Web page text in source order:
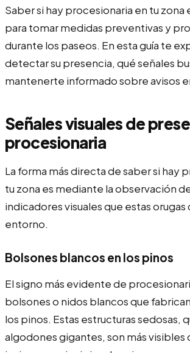
Saber si hay procesionaria en tu zona
para tomar medidas preventivas y
durante los paseos. En esta guía te
detectar su presencia, qué señales
mantenerte informado sobre avisos
Señales visuales de
procesionaria
La forma más directa de saber si hay
tu zona es mediante la observación
indicadores visuales que estas orugas
entorno.
Bolsones blancos en los pinos
El signo más evidente de
bolsones o nidos blancos que
los pinos. Estas estructuras sedosas,
algodones gigantes, son más visibles